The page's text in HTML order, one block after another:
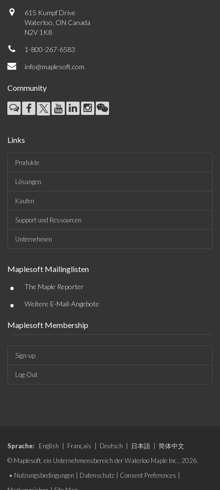
615 Kumpf Drive
Waterloo, ON Canada
N2V 1K8
1-800-267-6583
info@maplesoft.com
Community
Links
Produkte
Lösungen
Kaufen
Support und Ressourcen
Unternehmen
Maplesoft Mailinglisten
• The Maple Reporter
• Weitere E-Mail-Angebote
Maplesoft Membership
Sign-up
Log-Out
Sprache: English Français Deutsch 日本語
简体中文
© Maplesoft, ein Unternehmensbereich der Waterloo Maple Inc., 2026.
• Nutzungsbedingungen Datenschutz Consent Preferences